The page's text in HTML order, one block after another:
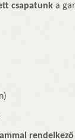
csapatunk a
rendelkező